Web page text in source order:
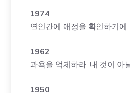
1974
연인간에 애정을 확인하기
1962
과욕을 억제하라. 내 것이 아
1950